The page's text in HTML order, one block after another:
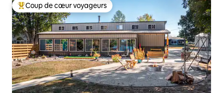
Coups de cœur voyageurs les plus appréciés
Coup de cœur voyageurs